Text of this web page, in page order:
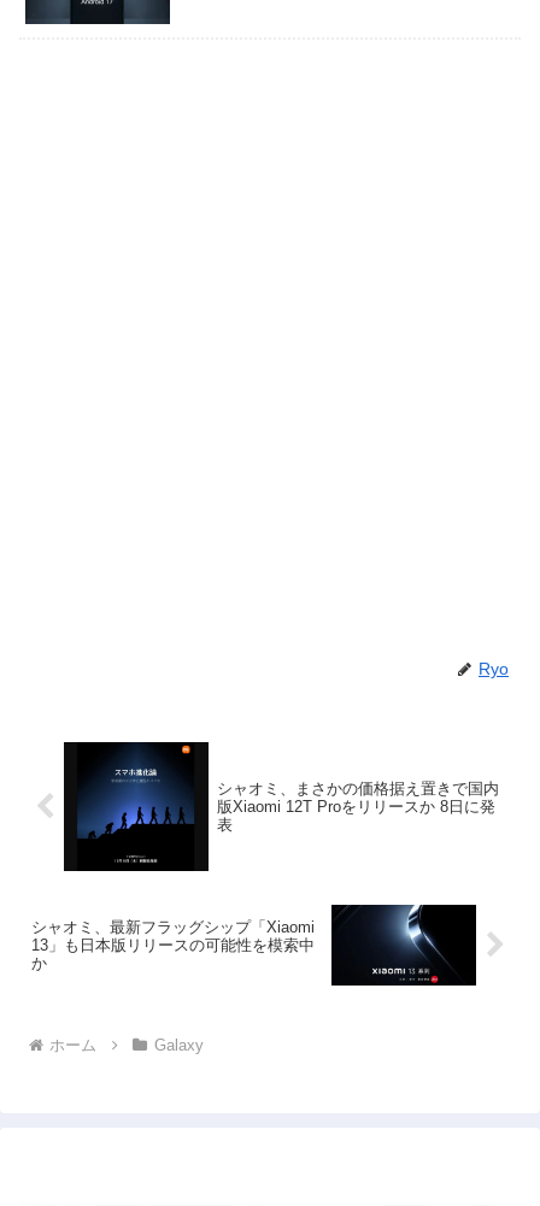
Ryo
シャオミ、まさかの価格据え置きで国内
版Xiaomi 12T Proをリリースか 8日に発
表
シャオミ、最新フラッグシップ「Xiaomi
13」も日本版リリースの可能性を模索中
か
ホーム Galaxy